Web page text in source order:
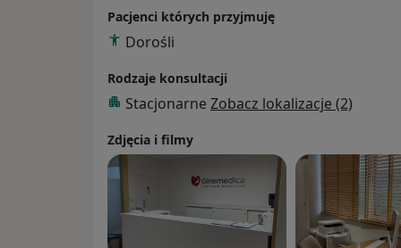
Pacjenci których przyjmuję
Dorośli
Rodzaje konsultacji
Stacjonarne Zobacz lokalizacje (2)
Zdjęcia i filmy